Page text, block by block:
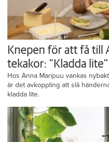
Knepen för att få till
tekakor: ”Kladda lite”
Hos Anna Maripuu vankas
är det avkoppling att slå
kladda lite.